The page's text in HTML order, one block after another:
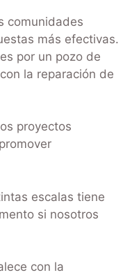
comunidades
más efectivas.
por un pozo de
la reparación de
proyectos
escalas tiene
si nosotros
con la